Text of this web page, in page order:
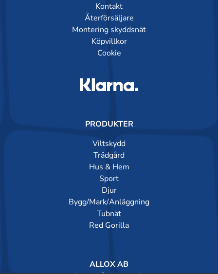
Kontakt
Återförsäljare
Montering skyddsnät
Köpvillkor
Cookie
PRODUKTER
Viltskydd
Trädgård
Hus & Hem
Sport
Djur
Bygg/Mark/Anläggning
Tubnät
Red Gorilla
ALLOX AB